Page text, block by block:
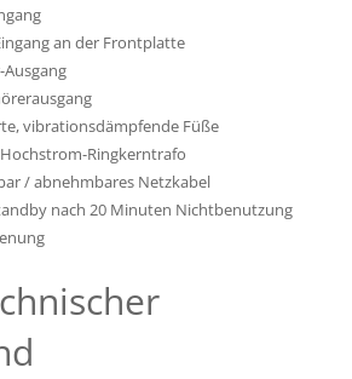
an der Frontplatte
vibrationsdämpfende Füße
Ringkerntrafo
/ abnehmbares Netzkabel
nach 20 Minuten Nichtbenutzung